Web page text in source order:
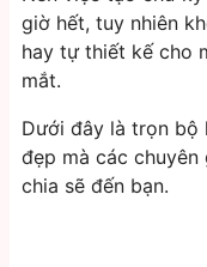
giờ hết, tuy nhiên
hay tự thiết kế cho
mắt.
Dưới đây là trọn bộ
đẹp mà các chuyên
chia sẽ đến bạn.